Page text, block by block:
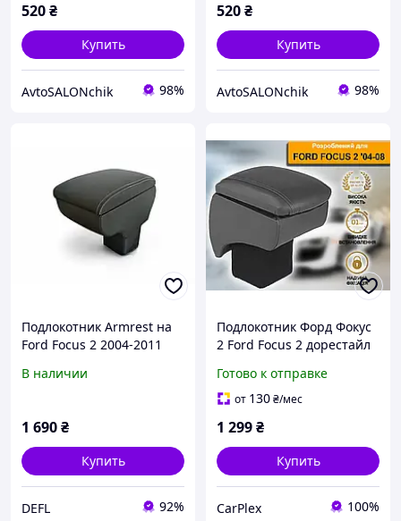
520₴
Купить
AvtoSALONchik 98%
520₴
Купить
AvtoSALONchik 98%
Подлокотник Armrest на
Ford Focus 2 2004-2011
В наличии
1 690₴
Купить
DEFL 92%
Подлокотник Форд Фокус
2 Ford Focus 2 дорестайл
Готово к отправке
от 130₴/мес
1 299₴
Купить
CarPlex 100%